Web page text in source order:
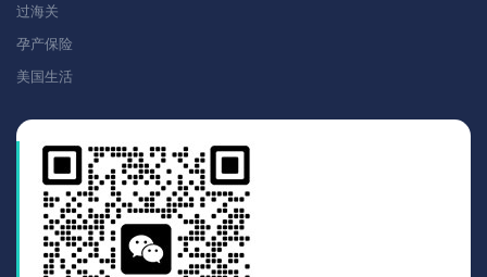
过海关
孕产保险
美国生活